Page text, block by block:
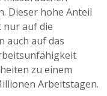
Dieser hohe Anteil
nur auf die
auch auf das
zu einem
Arbeitstagen.